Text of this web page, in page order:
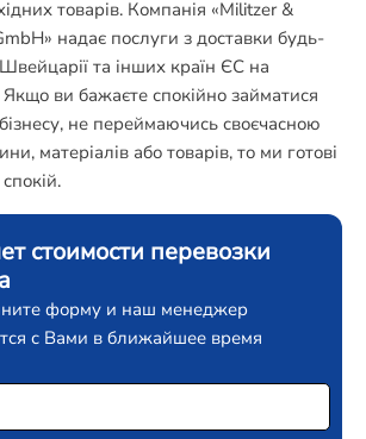
товарів. Компанія «Militzer &
надає послуги з доставки будь-
та інших країн ЄС на
ви бажаєте спокійно займатися
не переймаючись своєчасною
матеріалів або товарів, то ми готові
стоимости перевозки
форму и наш менеджер
с Вами в ближайшее время